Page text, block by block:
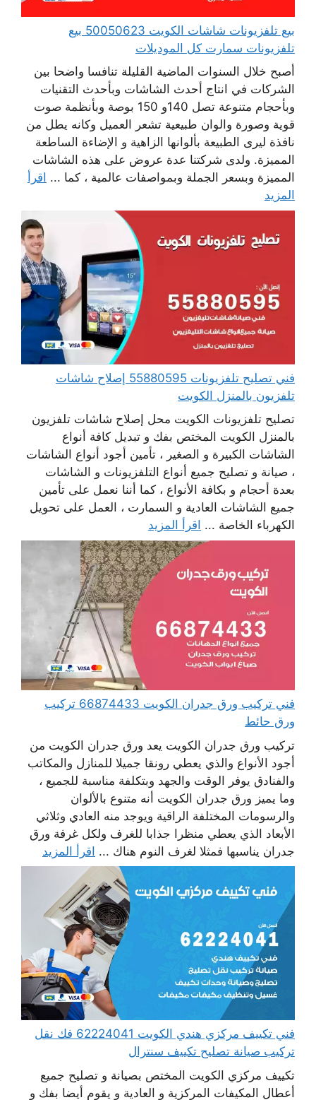
بيع تلفزيونات شاشات الكويت 50050623 بيع
تلفزيونات سمارت كل الموديلات
أصبح خلال السنوات الماضية القليلة تنافسا واضحا بين
الشركات في انتاج أحدث الشاشات وبأحدث التقنيات
وبأحجام متنوعة تصل 140و 150 بوصة وبأنظمة صوت
قوية وصورة والوان طبيعية تشعر العميل وكانه يطل من
نافذة ليرى الطبيعة بألوانها الزاهية و الإضاءة الساطعة
المميزة. ولدى شركتنا عدة عروض على هذه الشاشات
المميزة وبسعر الجملة وبمواصفات عالمية ، كما ... اقرأ
المزيد
فني تصليح تلفزيونات 55880595 إصلاح شاشات
تلفزيون بالمنزل الكويت
تصليح تلفزيونات الكويت محل إصلاح شاشات تلفزيون
بالمنزل الكويت المختص بفك و تبديل كافة أنواع
الشاشات الكبيرة و الصغير ، تأمين أجود أنواع الشاشات
، صيانة و تصليح جميع أنواع التلفزيونات و الشاشات
بعدة أحجام و بكافة الأنواع ، كما أننا نعمل على تأمين
جميع الشاشات العادية و السمارت ، العمل على تحويل
الكهرباء الخاصة ... اقرأ المزيد
فني تركيب ورق جدران الكويت 66874433 تركيب
ورق حائط
تركيب ورق جدران الكويت يعد ورق جدران الكويت من
أجود الأنواع والذي يعطي رونقا جميلا للمنازل والمكاتب
والفنادق يوفر الوقت والجهد وبتكلفة مناسبة للجميع ،
وما يميز ورق جدران الكويت أنه متنوع بالألوان
والرسومات المختلفة الراقية ويوجد منه العادي وثلاثي
الأبعاد الذي يعطي منظرا جذابا للغرف ولكل غرفة ورق
جدران يناسبها فمثلا لغرف النوم هناك ... اقرأ المزيد
فني تكييف مركزي هندي الكويت 62224041 فك نقل
تركيب صيانة تصليح تكييف سنترال
تكييف مركزي الكويت المختص بصيانة و تصليح جميع
أعطال المكيفات المركزية و العادية و يقوم أيضا بفك و